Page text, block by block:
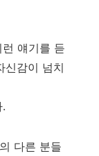
얘기를 듣
신감이 넘치
다른 분들